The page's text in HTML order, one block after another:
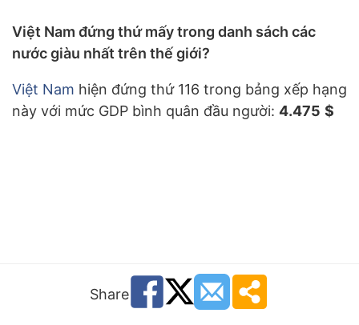
Việt Nam đứng thứ mấy trong danh sách các
nước giàu nhất trên thế giới?
Việt Nam hiện đứng thứ 116 trong bảng xếp hạng
này với mức GDP bình quân đầu người: 4.475 $
Share